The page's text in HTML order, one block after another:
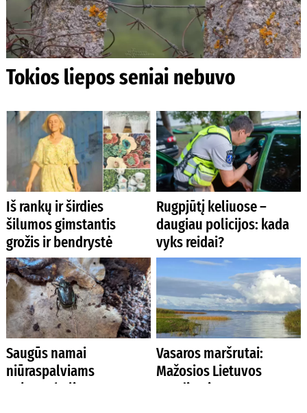
Tokios liepos seniai nebuvo
Iš rankų ir širdies
šilumos gimstantis
grožis ir bendrystė
Rugpjūtį keliuose –
daugiau policijos: kada
vyks reidai?
Saugūs namai
niūraspalviams
auksavabaliams
Vasaros maršrutai:
Mažosios Lietuvos
atradimai